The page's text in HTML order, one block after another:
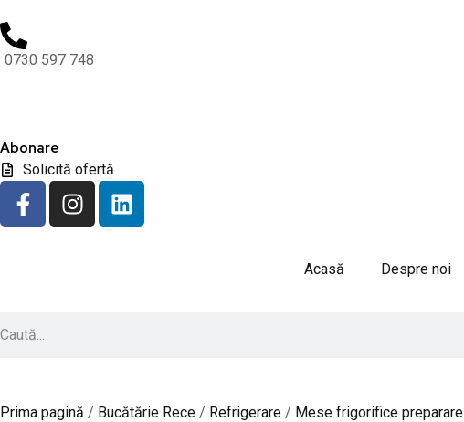
0730 597 748
Abonare
Solicită ofertă
Acasă Despre noi
Prima pagină / Bucătărie Rece / Refrigerare / Mese frigorifice preparare